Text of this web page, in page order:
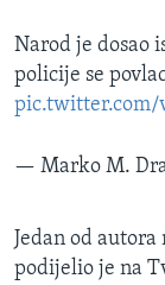
Narod je dosao
policije se
pic.twitter.com/
— Marko M.
Jedan od
podijelio je na